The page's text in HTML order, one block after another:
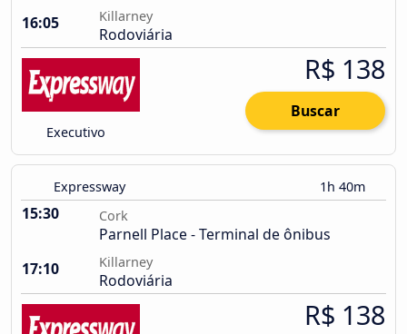
16:05
Killarney
Rodoviária
Executivo
R$ 138
Buscar
Expressway 1h 40m
15:30 Cork
Parnell Place - Terminal de ônibus
17:10
Killarney
Rodoviária
R$ 138